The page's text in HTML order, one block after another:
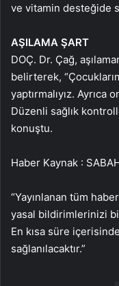
ve vitamin desteğide
AŞILAMA ŞART
DOÇ. Dr. Çağ,
belirterek,
yaptırmalıyız. Ayrıca
Düzenli sağlık
konuştu.
Haber Kaynak :
“Yayınlanan tüm
yasal bildirimlerinizi
En kısa süre
sağlanılacaktır.”